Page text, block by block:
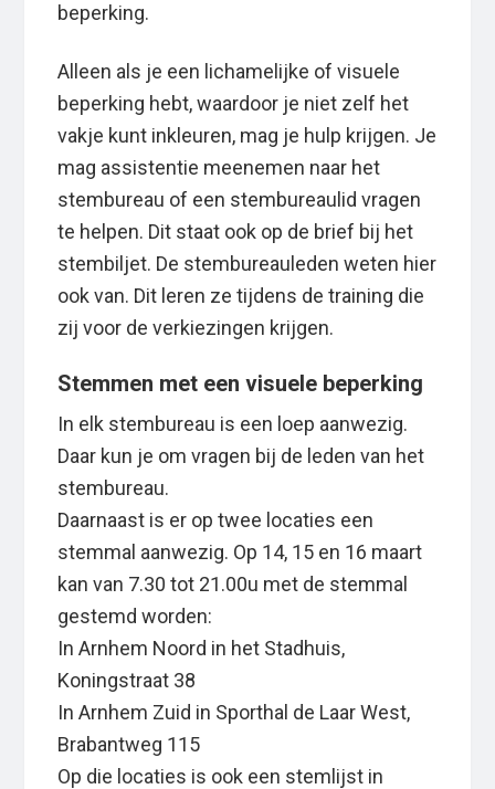
beperking.
Alleen als je een lichamelijke of visuele
beperking hebt, waardoor je niet zelf het
vakje kunt inkleuren, mag je hulp krijgen. Je
mag assistentie meenemen naar het
stembureau of een stembureaulid vragen
te helpen. Dit staat ook op de brief bij het
stembiljet. De stembureauleden weten hier
ook van. Dit leren ze tijdens de training die
zij voor de verkiezingen krijgen.
Stemmen met een visuele beperking
In elk stembureau is een loep aanwezig.
Daar kun je om vragen bij de leden van het
stembureau.
Daarnaast is er op twee locaties een
stemmal aanwezig. Op 14, 15 en 16 maart
kan van 7.30 tot 21.00u met de stemmal
gestemd worden:
In Arnhem Noord in het Stadhuis,
Koningstraat 38
In Arnhem Zuid in Sporthal de Laar West,
Brabantweg 115
Op die locaties is ook een stemlijst in